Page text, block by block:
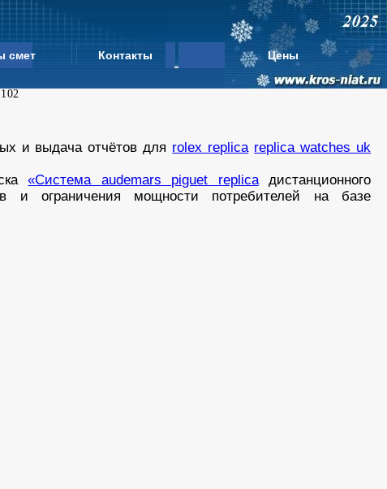
смет Контакты Цены
и выдача отчётов для rolex replica replica watches uk
«Система audemars piguet replicaдистанционного
и ограничения мощности потребителей на базе